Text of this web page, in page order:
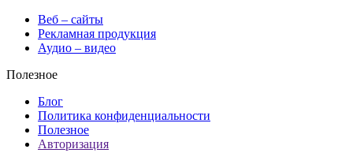
Веб – сайты
Рекламная продукция
Аудио – видео
Полезное
Блог
Политика конфиденциальности
Полезное
Авторизация